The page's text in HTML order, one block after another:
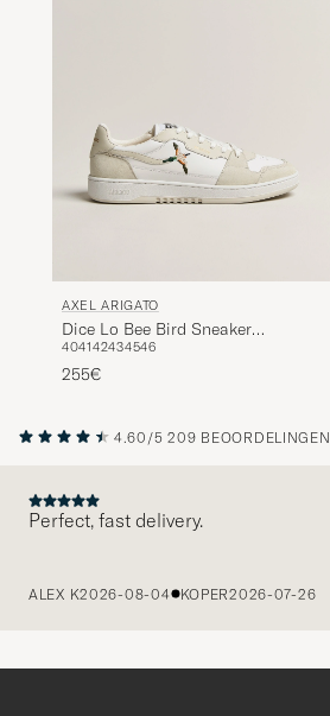
AXEL ARIGATO
Dice Lo Bee Bird Sneaker
White/Off White
404142434546
255€
4.60/5 209 BEOORDELINGEN
Perfect, fast delivery.
ALEX K2026-08-04 KOPER2026-07-26